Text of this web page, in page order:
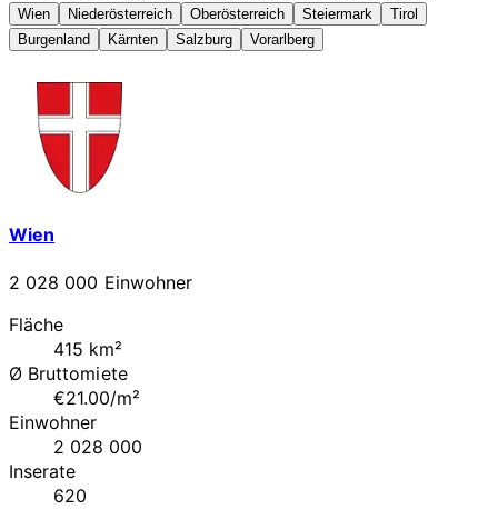
Wien Niederösterreich Oberösterreich Steiermark
Tirol
Burgenland
Kärnten Salzburg Vorarlberg
Wien
2 028 000 Einwohner
Fläche
415 km²
Ø Bruttomiete
€21.00/m²
Einwohner
2 028 000
Inserate
620